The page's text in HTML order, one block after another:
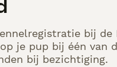
bij de
je pup bij één van
bij bezichtiging.